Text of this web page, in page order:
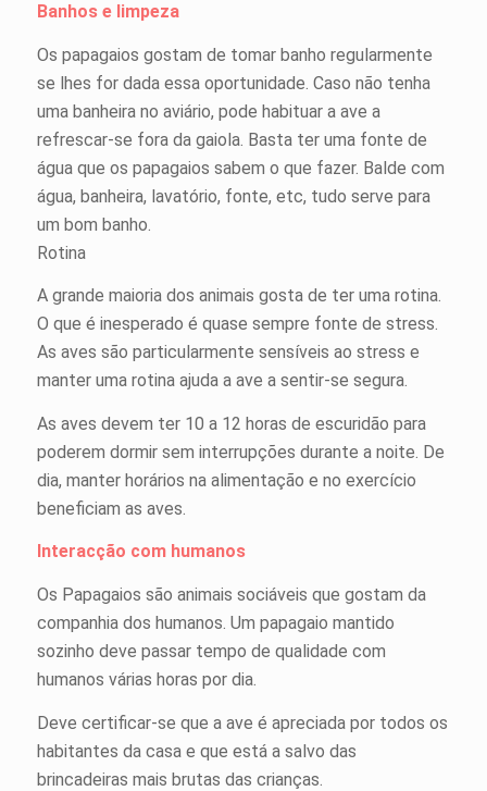
Banhos e limpeza
Os papagaios gostam de tomar banho regularmente
se lhes for dada essa oportunidade. Caso não tenha
uma banheira no aviário, pode habituar a ave a
refrescar-se fora da gaiola. Basta ter uma fonte de
água que os papagaios sabem o que fazer. Balde com
água, banheira, lavatório, fonte, etc, tudo serve para
um bom banho.
Rotina
A grande maioria dos animais gosta de ter uma rotina.
O que é inesperado é quase sempre fonte de stress.
As aves são particularmente sensíveis ao stress e
manter uma rotina ajuda a ave a sentir-se segura.
As aves devem ter 10 a 12 horas de escuridão para
poderem dormir sem interrupções durante a noite. De
dia, manter horários na alimentação e no exercício
beneficiam as aves.
Interacção com humanos
Os Papagaios são animais sociáveis que gostam da
companhia dos humanos. Um papagaio mantido
sozinho deve passar tempo de qualidade com
humanos várias horas por dia.
Deve certificar-se que a ave é apreciada por todos os
habitantes da casa e que está a salvo das
brincadeiras mais brutas das crianças.